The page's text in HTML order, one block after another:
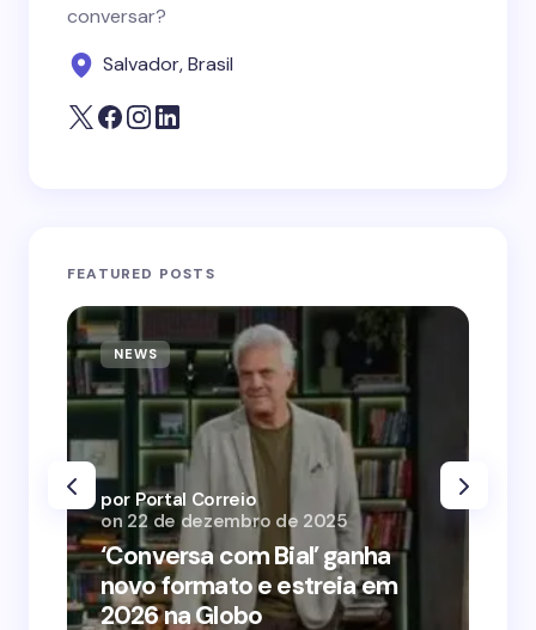
conversar?
Salvador, Brasil
FEATURED POSTS
NEWS
‘Conversa com Bial’ ganha
novo formato e estreia em
2026 na Globo
por Portal Correio
on 22 de dezembro de 2025